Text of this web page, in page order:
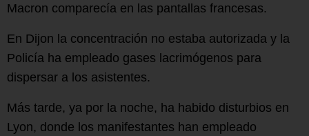
Macron comparecía en las pantallas francesas.
En Dijon la concentración no estaba autorizada y la
Policía ha empleado gases lacrimógenos para
dispersar a los asistentes.
Más tarde, ya por la noche, ha habido disturbios en
Lyon, donde los manifestantes han empleado